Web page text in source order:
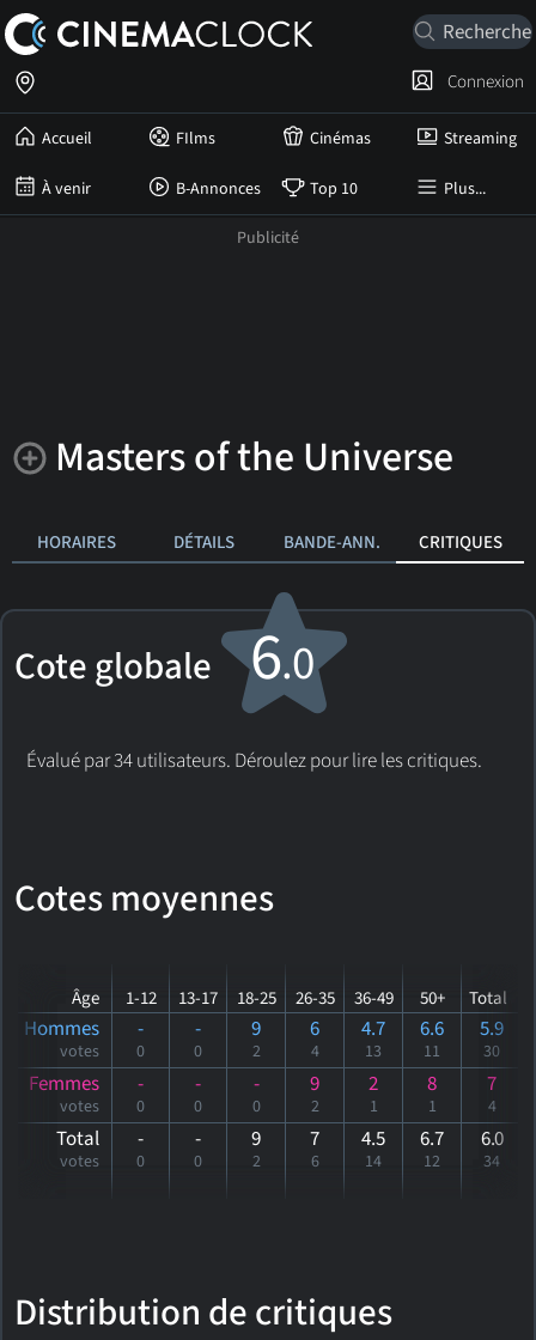
Accueil FIlms Cinémas Streaming
À venir B-Annonces Top 10 Plus...
Connexion
Masters of the Universe
HORAIRES DÉTAILS BANDE-ANN. CRITIQUES
Cote globale 6.0
Évalué par 34 utilisateurs. Déroulez pour lire les critiques.
Cotes moyennes
Âge 1-12 13-17 18-25 26-35 36-49 50+ Total
Hommes
votes
-
0
-
0
9
2
6
4
4.7
13
6.6
11
5.9
30
Femmes
votes
-
0
-
0
-
0
9
2
2
1
8
1
7
4
Total
votes
-
0
-
0
9
2
7
6
4.5
14
6.7
12
6.0
34
Distribution de critiques